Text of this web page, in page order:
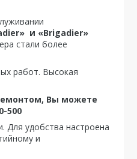
и «Brigadier»
стали более
работ. Высокая
Вы можете
500
Для удобства настроена
и